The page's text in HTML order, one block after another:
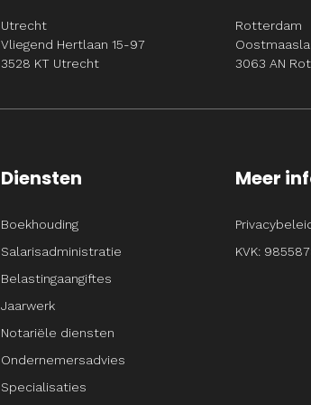
Utrecht
Vliegend Hertlaan 15-97
3528 KT Utrecht
Rotterdam
3063 AN
Diensten
Boekhouding
Salarisadministratie
Belastingaangiftes
Jaarwerk
Notariële diensten
Ondernemersadvies
Specialisaties
Meer
KVK: